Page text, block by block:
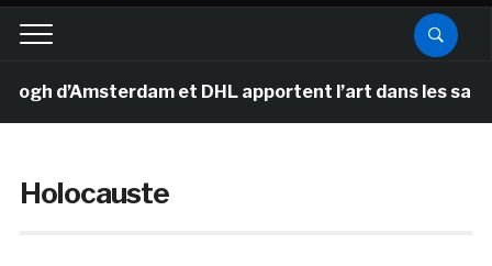
d’Amsterdam et DHL apportent l’art dans les salles
Holocauste